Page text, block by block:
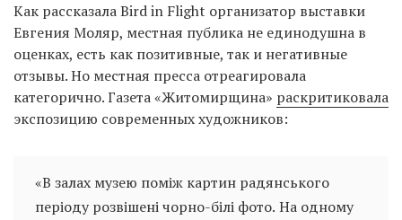
Как рассказала Bird in Flight организатор выставки
Евгения Моляр, местная публика не единодушна в
оценках, есть как позитивные, так и негативные
отзывы. Но местная пресса отреагировала
категорично. Газета «Житомирщина» раскритиковала
экспозицию современных художников:
«В залах музею поміж картин радянського
періоду розвішені чорно-білі фото. На одному